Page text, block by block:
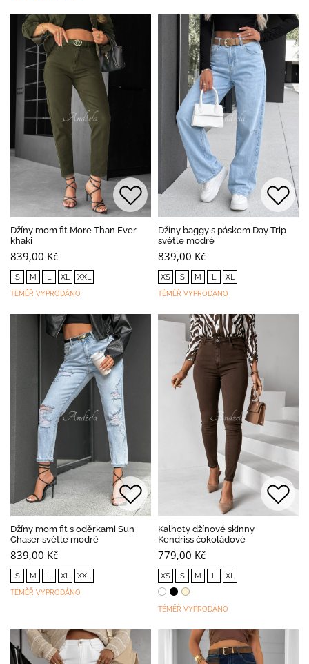
Džíny mom fit More Than Ever
khaki
839,00 Kč
S M L XL XXL
TÉMĚŘ VYPRODÁNO
Džíny baggy s páskem Day Trip
světle modré
839,00 Kč
XS S M L XL
TÉMĚŘ VYPRODÁNO
Džíny mom fit s oděrkami Sun
Chaser světle modré
839,00 Kč
S M L XL XXL
TÉMĚŘ VYPRODÁNO
Kalhoty džínové skinny
Kendriss čokoládové
779,00 Kč
XS S M L XL
TÉMĚŘ VYPRODÁNO